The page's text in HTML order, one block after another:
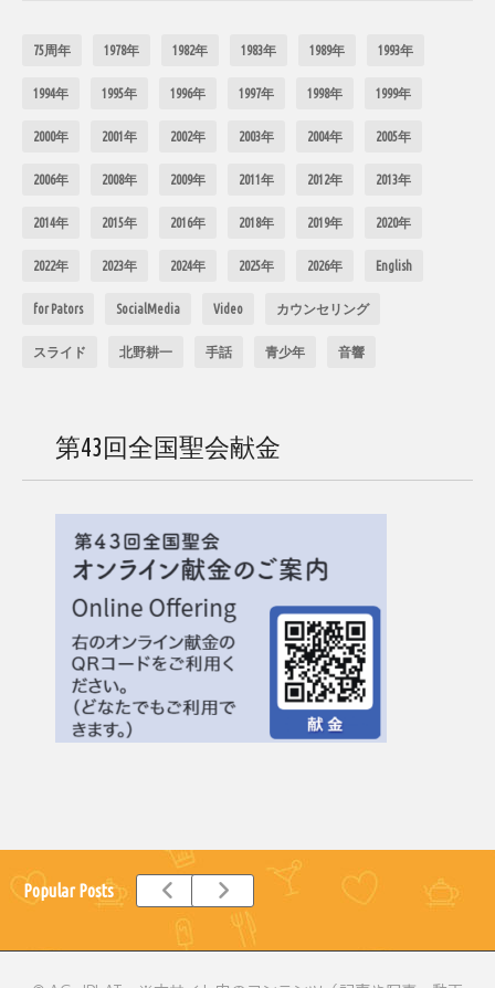
75周年 1978年 1982年 1983年 1989年 1993年
1994年 1995年 1996年 1997年 1998年 1999年
2000年 2001年 2002年 2003年 2004年 2005年
2006年 2008年 2009年 2011年 2012年 2013年
2014年 2015年 2016年 2018年 2019年 2020年
2022年 2023年 2024年 2025年 2026年 English
for Pators SocialMedia Video カウンセリング
スライド 北野耕一 手話 青少年 音響
第43回全国聖会献金
Popular Posts